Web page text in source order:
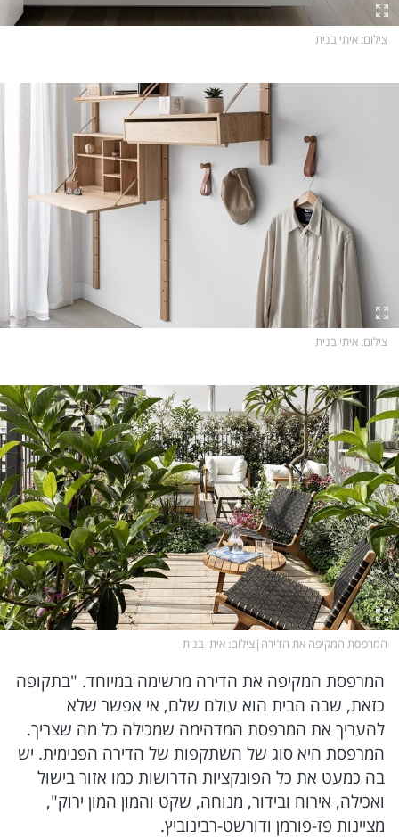
צילום: איתי בנית
צילום: איתי בנית
המרפסת המקיפה את הדירה |צילום: איתי בנית
המרפסת המקיפה את הדירה מרשימה במיוחד. "בתקופה
כזאת, שבה הבית הוא עולם שלם, אי אפשר שלא
להעריך את המרפסת המדהימה שמכילה כל מה שצריך.
המרפסת היא סוג של השתקפות של הדירה הפנימית. יש
בה כמעט את כל הפונקציות הדרושות כמו אזור בישול
ואכילה, אירוח ובידור, מנוחה, שקט והמון המון ירוק",
מציינות פז-פורמן ודורשט-רבינוביץ.